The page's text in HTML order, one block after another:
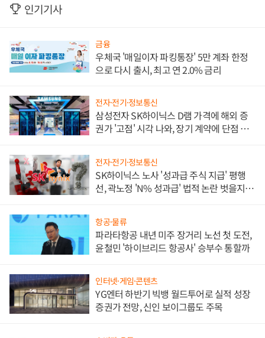
인기기사
금융
우체국 '매일이자 파킹통장' 5만 계좌 한정
으로 다시 출시, 최고 연 2.0% 금리
전자·전기·정보통신
삼성전자 SK하이닉스 D램 가격에 해외 증
권가 '고점' 시각 나와, 장기 계약에 단점 부
전자·전기·정보통신
SK하이닉스 노사 '성과급 주식 지급' 평행
선, 곽노정 'N% 성과급' 법적 논란 벗을지 주
항공·물류
파라타항공 내년 미주 장거리 노선 첫 도전,
윤철민 '하이브리드 항공사' 승부수 통할까
인터넷·게임·콘텐츠
YG엔터 하반기 빅뱅 월드투어로 실적 성장
증권가 전망, 신인 보이그룹도 주목